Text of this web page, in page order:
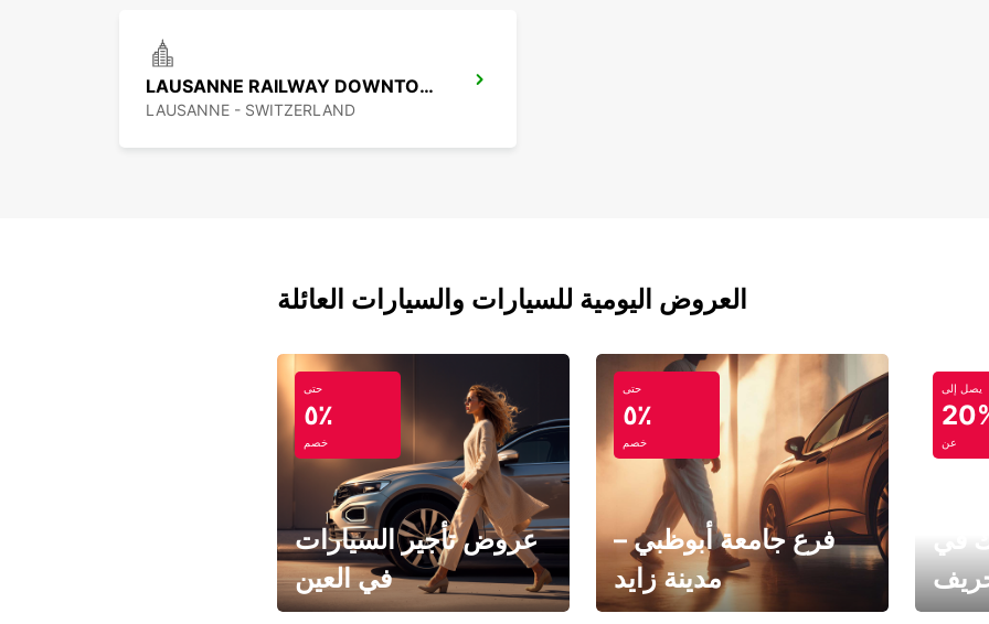
LAUSANNE RAILWAY DOWNTOWN
LAUSANNE - SWITZERLAND
العروض اليومية للسيارات والسيارات العائلة
حتى
٥٪
خصم
عروض تأجير السيارات
في العين
حتى
٥٪
خصم
فرع جامعة أبوظبي –
مدينة زايد
يصل إلى
عن